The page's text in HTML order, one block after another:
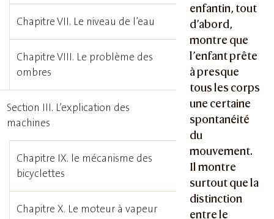
enfantin, tout
d’abord,
montre que
l’enfant prête
à presque
tous les corps
une certaine
spontanéité
du
mouvement.
Il montre
surtout que la
distinction
entre le
Chapitre VII. Le niveau de l’eau
Chapitre VIII. Le problème des
ombres
Section III. L’explication des
machines
Chapitre IX. le mécanisme des
bicyclettes
Chapitre X. Le moteur à vapeur